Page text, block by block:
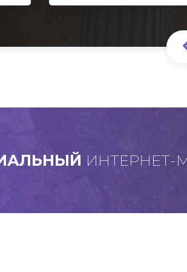
ИНТЕРНЕТ-